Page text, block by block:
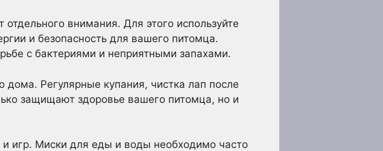
внимания. Для этого используйте
и безопасность для вашего питомца.
с бактериями и неприятными запахами.
Регулярные купания, чистка лап после
защищают здоровье вашего питомца, но и
игр. Миски для еды и воды необходимо часто